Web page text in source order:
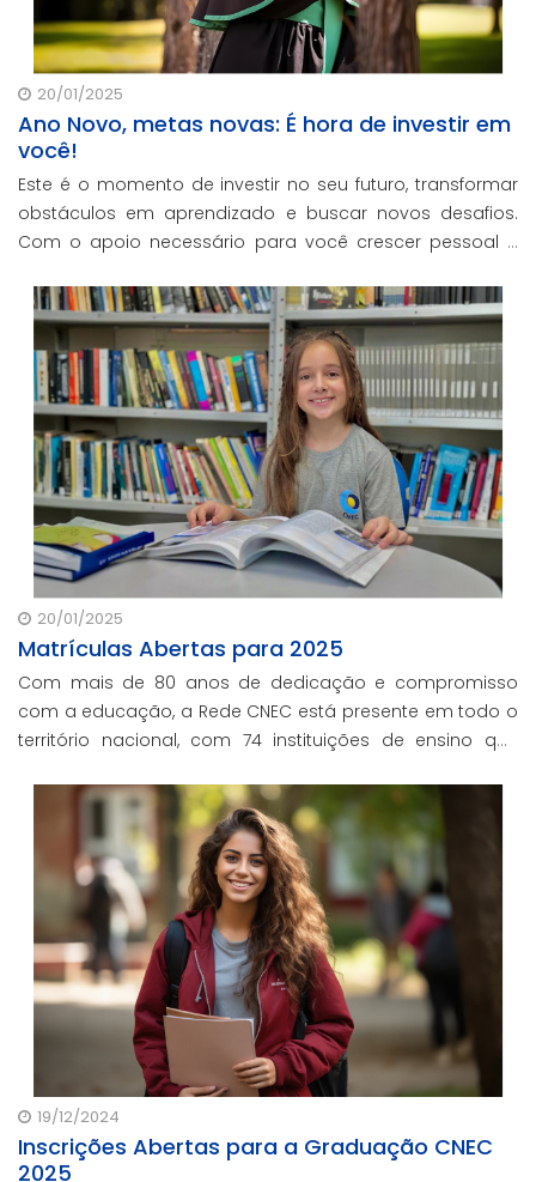
20/01/2025
Ano Novo, metas novas: É hora de investir em
você!
Este é o momento de investir no seu futuro, transformar
obstáculos em aprendizado e buscar novos desafios.
Com o apoio necessário para você crescer pessoal e
transformar metas em conquistas reais.
20/01/2025
Matrículas Abertas para 2025
Com mais de 80 anos de dedicação e compromisso
com a educação, a Rede CNEC está presente em todo o
território nacional, com 74 instituições de ensino que
19/12/2024
Inscrições Abertas para a Graduação CNEC
2025